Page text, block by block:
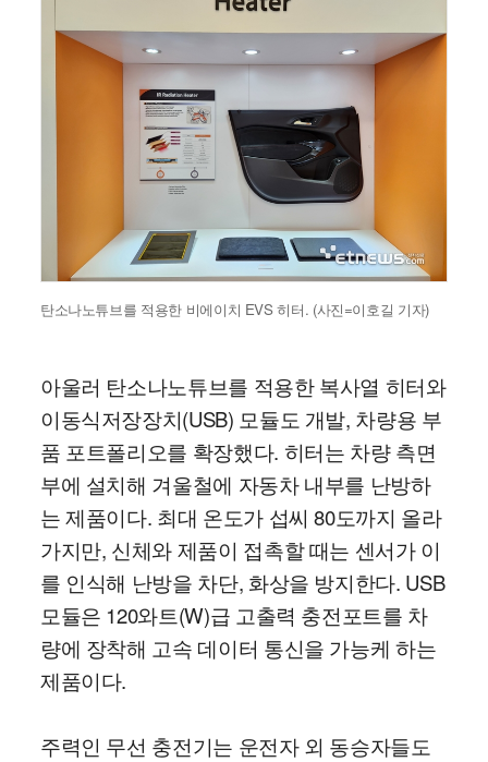
탄소나노튜브를 적용한 비에이치 EVS 히터. (사진=이호길 기자)
아울러 탄소나노튜브를 적용한 복사열 히터와
이동식저장장치(USB) 모듈도 개발, 차량용 부
품 포트폴리오를 확장했다. 히터는 차량 측면
부에 설치해 겨울철에 자동차 내부를 난방하
는 제품이다. 최대 온도가 섭씨 80도까지 올라
가지만, 신체와 제품이 접촉할 때는 센서가 이
를 인식해 난방을 차단, 화상을 방지한다. USB
모듈은 120와트(W)급 고출력 충전포트를 차
량에 장착해 고속 데이터 통신을 가능케 하는
제품이다.
주력인 무선 충전기는 운전자 외 동승자들도